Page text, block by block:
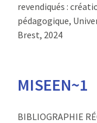
revendiqués :
pédagogique,
Brest, 2024
MISEEN~1
BIBLIOGRAPHIE